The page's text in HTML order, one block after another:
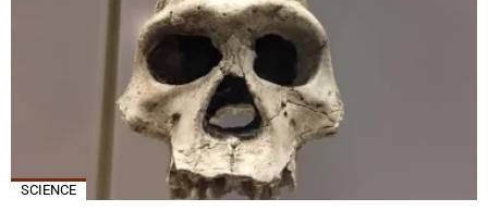
SCIENCE